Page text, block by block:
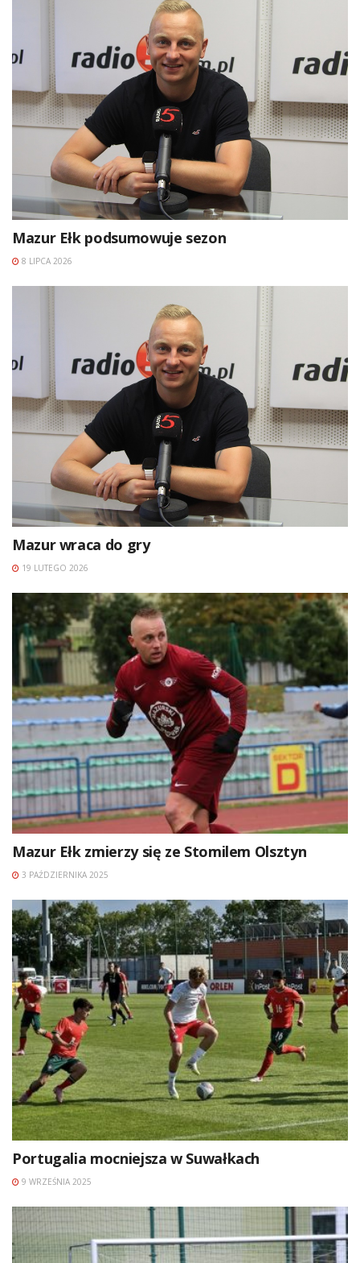
Mazur Ełk podsumowuje sezon
8 LIPCA 2026
Mazur wraca do gry
19 LUTEGO 2026
Mazur Ełk zmierzy się ze Stomilem Olsztyn
3 PAŹDZIERNIKA 2025
Portugalia mocniejsza w Suwałkach
9 WRZEŚNIA 2025